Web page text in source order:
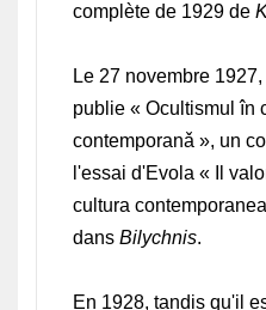
complète de 1929 de
Le 27 novembre
publie « Ocultismul în
contemporanǎ », un
l'essai d'Evola « Il
cultura
dans Bilychnis.
En 1928, tandis qu'il